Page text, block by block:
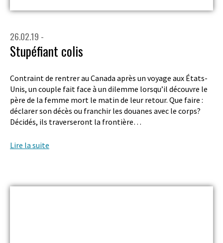
26.02.19 -
Stupéfiant colis
Contraint de rentrer au Canada après un voyage aux États-
Unis, un couple fait face à un dilemme lorsqu’il découvre le
père de la femme mort le matin de leur retour. Que faire :
déclarer son décès ou franchir les douanes avec le corps?
Décidés, ils traverseront la frontière…
Lire la suite